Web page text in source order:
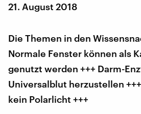
21. August 2018
Die Themen in den
Normale Fenster können als
genutzt werden +++ Darm-
Universalblut herzustellen
kein Polarlicht +++